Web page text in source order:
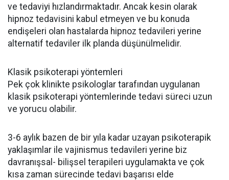
ve tedaviyi hızlandırmaktadır. Ancak kesin olarak
hipnoz tedavisini kabul etmeyen ve bu konuda
endişeleri olan hastalarda hipnoz tedavileri yerine
alternatif tedaviler ilk planda düşünülmelidir.
Klasik psikoterapi yöntemleri
Pek çok klinikte psikologlar tarafından uygulanan
klasik psikoterapi yöntemlerinde tedavi süreci uzun
ve yorucu olabilir.
3-6 aylık bazen de bir yıla kadar uzayan psikoterapik
yaklaşımlar ile vajinismus tedavileri yerine biz
davranışsal- bilişsel terapileri uygulamakta ve çok
kısa zaman sürecinde tedavi başarısı elde